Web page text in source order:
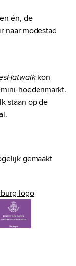
én, de
naar modestad
Hatwalkkon
hoedenmarkt.
staan op de
gemaakt